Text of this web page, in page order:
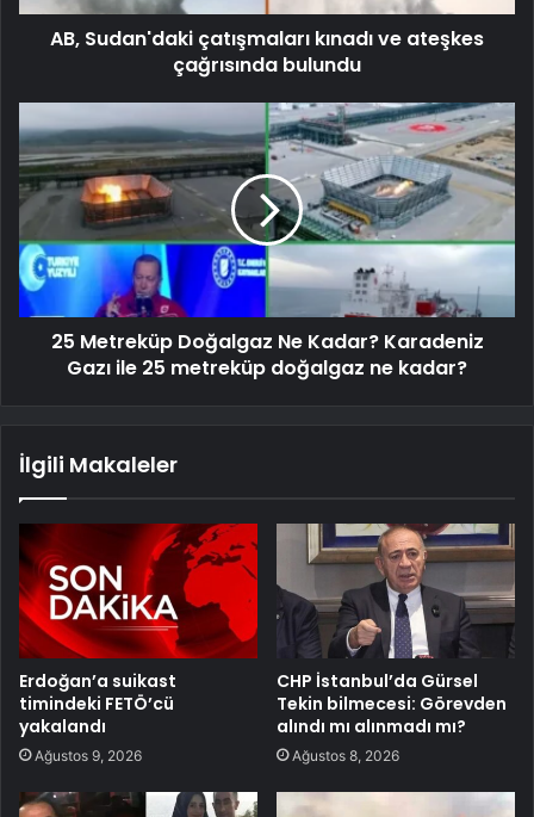
AB, Sudan'daki çatışmaları kınadı ve ateşkes
çağrısında bulundu
25 Metreküp Doğalgaz Ne Kadar? Karadeniz
Gazı ile 25 metreküp doğalgaz ne kadar?
İlgili Makaleler
Erdoğan’a suikast
timindeki FETÖ’cü
yakalandı
Ağustos 9, 2026
CHP İstanbul’da Gürsel
Tekin bilmecesi: Görevden
alındı mı alınmadı mı?
Ağustos 8, 2026